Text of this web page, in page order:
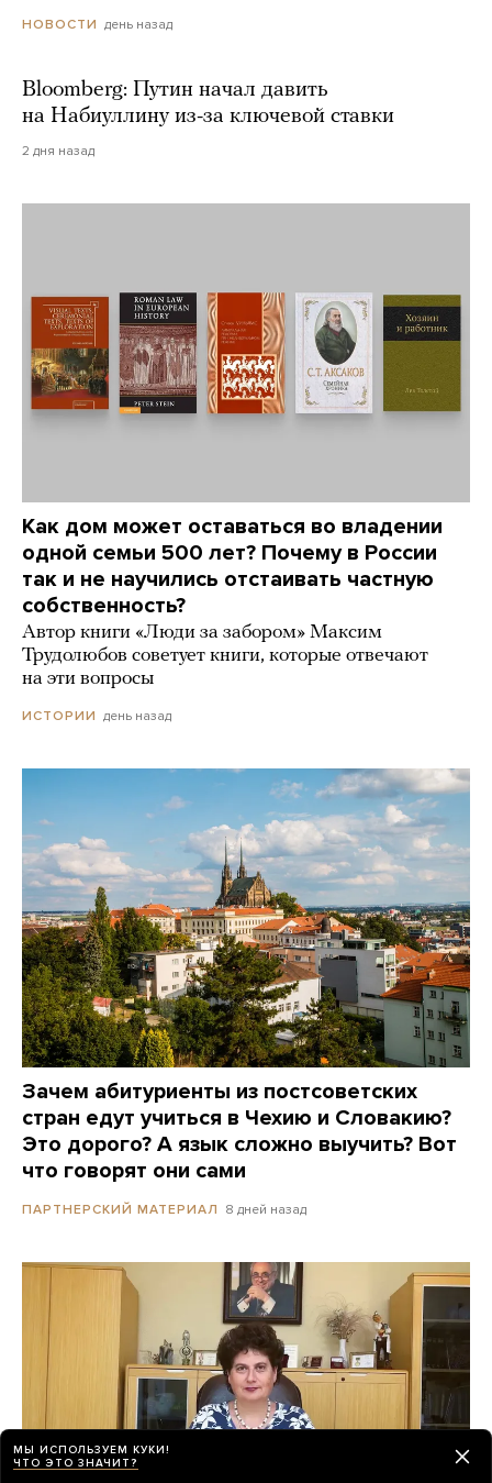
НОВОСТИ день назад
Bloomberg: Путин начал давить
на Набиуллину из-за ключевой ставки
2 дня назад
Как дом может оставаться во владении
одной семьи 500 лет? Почему в России
так и не научились отстаивать частную
собственность?
Автор книги «Люди за забором» Максим
Трудолюбов советует книги, которые отвечают
на эти вопросы
ИСТОРИИ день назад
Зачем абитуриенты из постсоветских
стран едут учиться в Чехию и Словакию?
Это дорого? А язык сложно выучить? Вот
что говорят они сами
ПАРТНЕРСКИЙ МАТЕРИАЛ 8 дней назад
МЫ ИСПОЛЬЗУЕМ КУКИ!
ЧТО ЭТО ЗНАЧИТ?